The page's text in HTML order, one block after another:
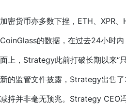
密货币亦多数下挫，ETH、XPR、
的数据，在过去24小时
上，Strategy此前打破长期以来“
的监管文件披露，Strategy出售
持并非毫无预兆。Strategy CEO